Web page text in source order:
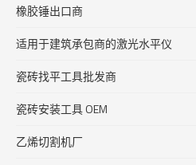
橡胶锤出口商
适用于建筑承包商的激光水平仪
瓷砖找平工具批发商
瓷砖安装工具 OEM
乙烯切割机厂